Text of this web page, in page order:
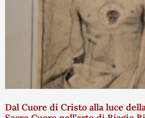
Dal Cuore di Cristo alla luce